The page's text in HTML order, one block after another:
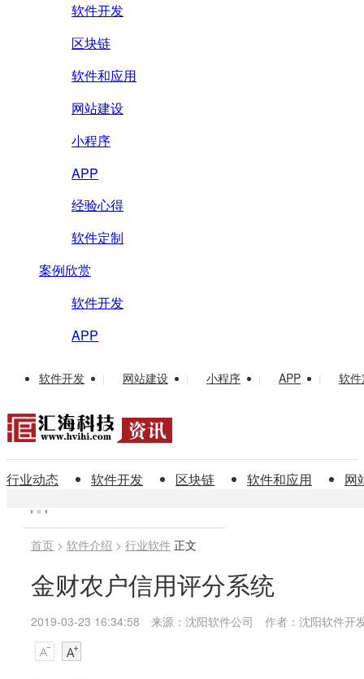
软件开发
区块链
软件和应用
网站建设
小程序
APP
经验心得
软件定制
案例欣赏
软件开发
APP
软件开发 | 网站建设 | 小程序 | APP | 软
行业动态 软件开发 区块链 软件和应用 网
首页 > 软件介绍 > 行业软件 正文
金财农户信用评分系统
2019-03-23 16:34:58 来源：沈阳软件公司 作者：沈阳软件开